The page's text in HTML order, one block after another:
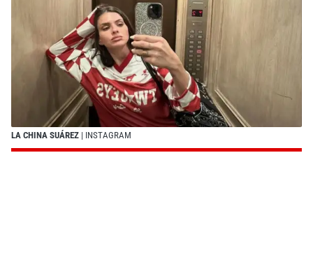
LA CHINA SUÁREZ | INSTAGRAM